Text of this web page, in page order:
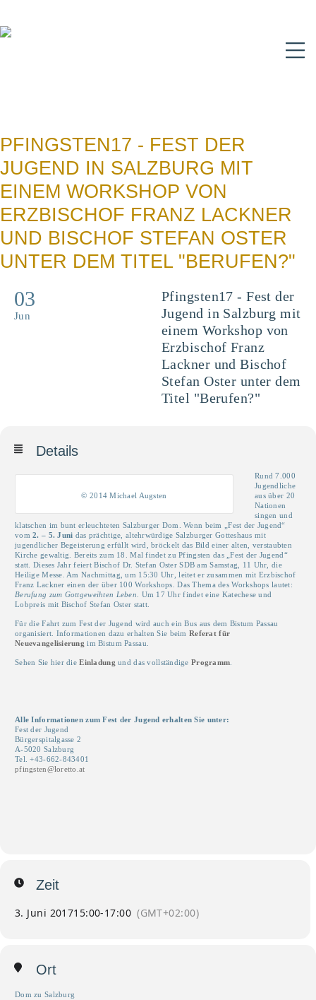
PFINGSTEN17 - FEST DER
JUGEND IN SALZBURG MIT
EINEM WORKSHOP VON
ERZBISCHOF FRANZ LACKNER
UND BISCHOF STEFAN OSTER
UNTER DEM TITEL "BERUFEN?"
03
Jun
Pfingsten17 - Fest der
Jugend in Salzburg mit
einem Workshop von
Erzbischof Franz
Lackner und Bischof
Stefan Oster unter dem
Titel "Berufen?"
Details
© 2014 Michael Augsten
Rund 7.000
Jugendliche
aus über 20
Nationen
singen und
klatschen im bunt erleuchteten Salzburger Dom. Wenn beim „Fest der Jugend“
vom2. – 5. Juni das prächtige, altehrwürdige Salzburger Gotteshaus mit
jugendlicher Begeisterung erfüllt wird, bröckelt das Bild einer alten, verstaubten
Kirche gewaltig. Bereits zum 18. Mal findet zu Pfingsten das „Fest der Jugend“
statt. Dieses Jahr feiert Bischof Dr. Stefan Oster SDB am Samstag, 11 Uhr, die
Heilige Messe. Am Nachmittag, um 15:30 Uhr, leitet er zusammen mit Erzbischof
Franz Lackner einen der über 100 Workshops. Das Thema des Workshops lautet:
Berufung zum Gottgeweihten Leben . Um 17 Uhr findet eine Katechese und
Lobpreis mit Bischof Stefan Oster statt.
Für die Fahrt zum Fest der Jugend wird auch ein Bus aus dem Bistum Passau
organisiert. Informationen dazu erhalten Sie beim Referat für
Neuevangelisierungim Bistum Passau.
Sehen Sie hier dieEinladungund das vollständigeProgramm
Alle Informationen zum Fest der Jugend erhalten Sie unter:
Fest der Jugend
Bürgerspitalgasse 2
A-5020 Salzburg
Tel. +43-662-843401
pfingsten@loretto.at
Zeit
3. Juni 201715:00-17:00 (GMT+02:00)
Ort
Dom zu Salzburg